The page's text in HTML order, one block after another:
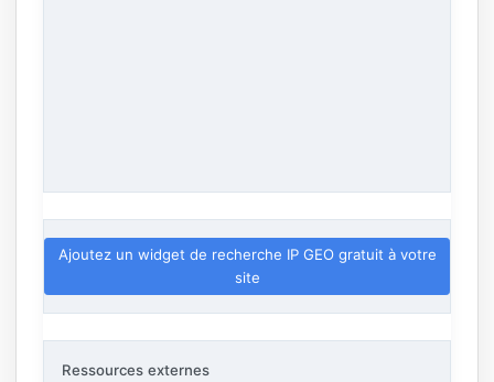
Ajoutez un widget de recherche IP GEO gratuit à votre
site
Ressources externes